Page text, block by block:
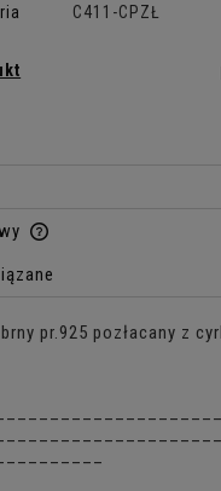
C411-CPZŁ
ewentualnych kosztów
pr.925 pozłacany z